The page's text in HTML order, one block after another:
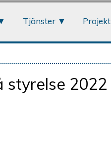
Tjänster Projekt
styrelse 2022